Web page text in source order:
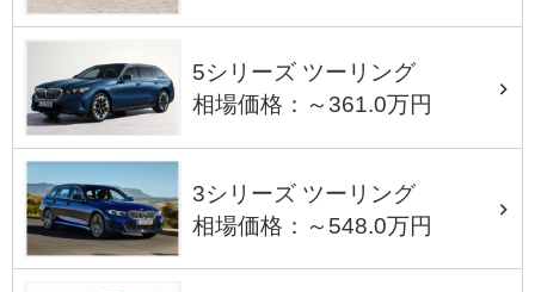
5シリーズ ツーリング
相場価格：～361.0万円
3シリーズ ツーリング
相場価格：～548.0万円